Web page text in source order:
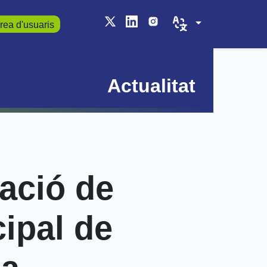
d'usuaris
Actualitat
de
de